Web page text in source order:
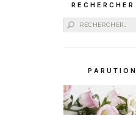
Rechercher :